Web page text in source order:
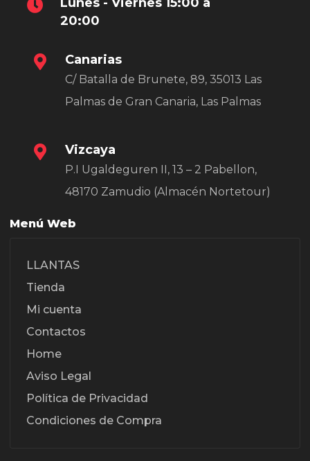
20:00
Canarias
C/ Batalla de Brunete, 89, 35013 Las
Palmas de Gran Canaria, Las Palmas
Vizcaya
P.I Ugaldeguren II, 13 – 2 Pabellon,
48170 Zamudio (Almacén Nortetour)
Menú Web
LLANTAS
Tienda
Mi cuenta
Contactos
Home
Aviso Legal
Política de Privacidad
Condiciones de Compra